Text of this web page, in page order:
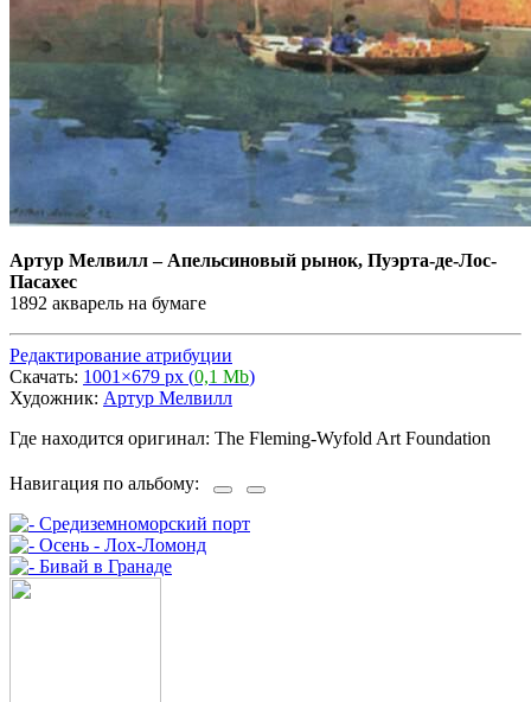
Артур Мелвилл– Апельсиновый рынок, Пуэрта-де-Лос-
Пасахес
1892 акварель на бумаге
Редактирование атрибуции
Скачать: 1001×679 px (0,1 Mb)
Художник: Артур Мелвилл
Где находится оригинал: The Fleming-Wyfold Art Foundation
Навигация по альбому: